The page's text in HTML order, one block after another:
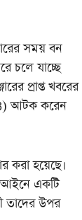
সময় বন
চলে যাচ্ছে
প্রাপ্ত খবরের
আটক করেন
করা হয়েছে।
আইনে একটি
তাদের উপর